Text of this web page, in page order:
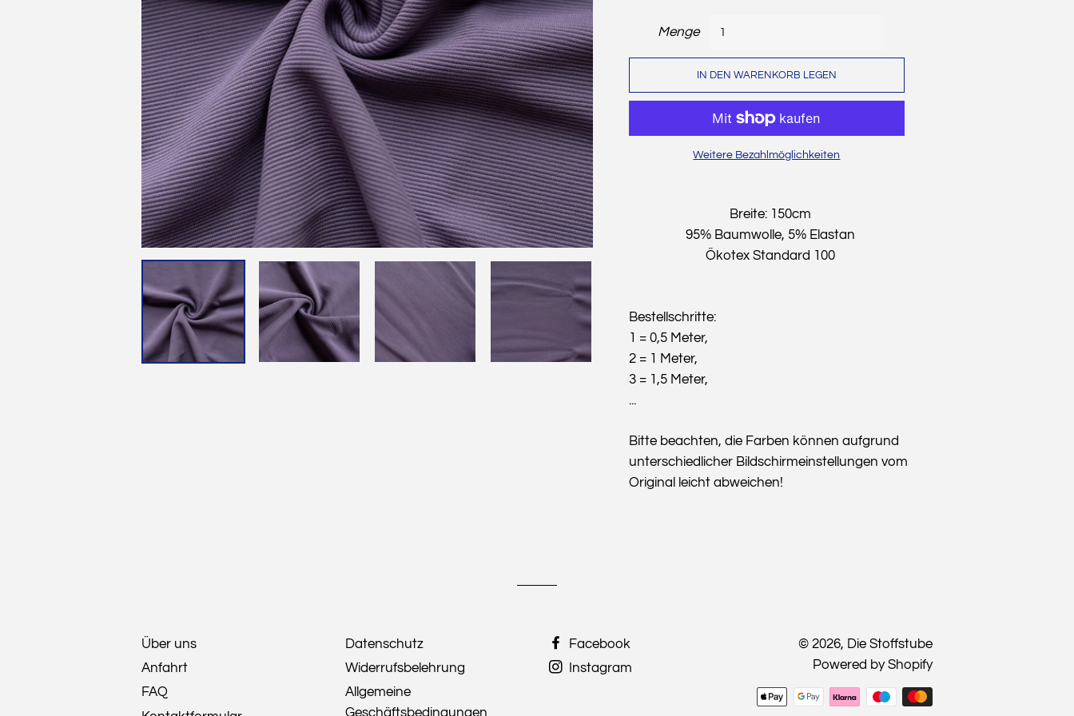
Sweat
Wollwalk
Strickstoffe
Baumwollfleece
Menge
IN DEN WARENKORB LEGEN
Weitere Bezahlmöglichkeiten
Breite: 150cm
95% Baumwolle, 5% Elastan
Ökotex Standard 100
Bestellschritte:
1 = 0,5 Meter,
2 = 1 Meter,
3 = 1,5 Meter,
...
Bitte beachten, die Farben können aufgrund
unterschiedlicher Bildschirmeinstellungen vom
Original leicht abweichen!
Über uns
Anfahrt
FAQ
Datenschutz
Widerrufsbelehrung
Allgemeine
Facebook
Instagram
© 2026, Die Stoffstube
Powered by Shopify